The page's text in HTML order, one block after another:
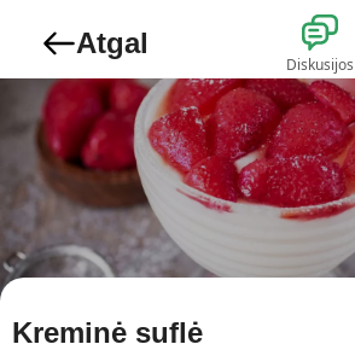
Atgal
Diskusijos
Kreminė suflė